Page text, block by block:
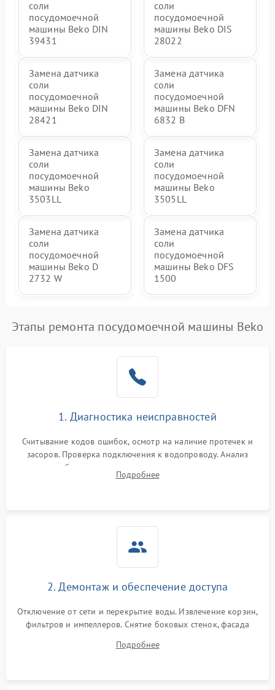
соли
посудомоечной
машины Beko DIN
39431
соли
посудомоечной
машины Beko DIS
28022
Замена датчика
соли
посудомоечной
машины Beko DIN
28421
Замена датчика
соли
посудомоечной
машины Beko DFN
6832 B
Замена датчика
соли
посудомоечной
машины Beko
3503LL
Замена датчика
соли
посудомоечной
машины Beko
3505LL
Замена датчика
соли
посудомоечной
машины Beko D
2732 W
Замена датчика
соли
посудомоечной
машины Beko DFS
1500
Этапы ремонта посудомоечной машины Beko
1. Диагностика неисправностей
Считывание кодов ошибок, осмотр на наличие протечек и
засоров. Проверка подключения к водопроводу. Анализ
жалоб на отсутствие слива, нагрева, вращения
разбрызгивателей или срабатывание системы защиты
Подробнее
2. Демонтаж и обеспечение доступа
Отключение от сети и перекрытие воды. Извлечение корзин,
фильтров и импеллеров. Снятие боковых стенок, фасада
циркуляционному насосу, ТЭНу и сливной помпе.
Подробнее